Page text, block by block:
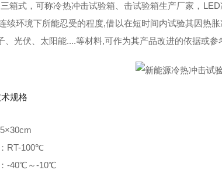
箱式，可称冷热冲击试验箱、 击试验箱生产厂家 ，
续环境下所能忍受的程度,借以在短时间内试验其因热
、光伏、太阳能....等材料,可作为其产品改进的依据或参
规格
RT-100℃
-40℃～-10℃